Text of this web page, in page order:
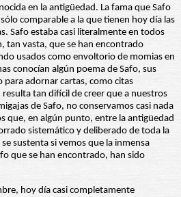
en la antigüedad. La fama que Safo
comparable a la que tienen hoy día las
Safo estaba casi literalmente en todos
tan vasta, que se han encontrado
usados como envoltorio de momias en
conocían algún poema de Safo, sus
para adornar cartas, como citas
tan difícil de creer que a nuestros
de Safo, no conservamos casi nada
que, en algún punto, entre la antigüedad
sistemático y deliberado de toda la
sustenta si vemos que la inmensa
que se han encontrado, han sido
hoy día casi completamente